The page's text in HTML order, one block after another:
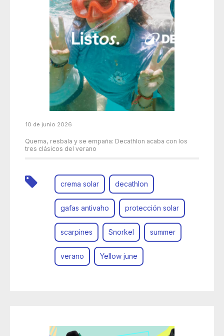
10 de junio 2026
Quema, resbala y se empaña: Decathlon acaba con los
tres clásicos del verano
crema solar decathlon
gafas antivaho protección solar
scarpines Snorkel summer
verano Yellow june